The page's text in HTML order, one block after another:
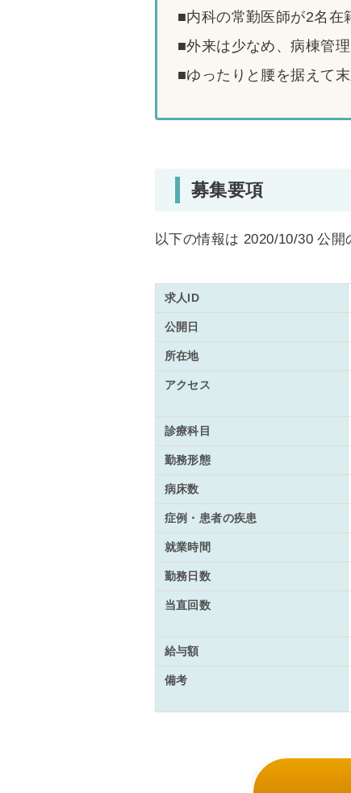
■内科の常勤医師が2名在
■外来は少なめ、病棟管
■ゆったりと腰を据えて
募集要項
以下の情報は 2020/10/30 公開
求人ID
公開日
所在地
アクセス
診療科目
勤務形態
病床数
症例・患者の疾患
就業時間
勤務日数
当直回数
給与額
備考